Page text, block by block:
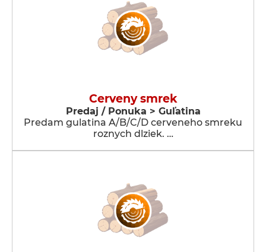
Cerveny smrek
Predaj / Ponuka > Guľatina
Predam gulatina A/B/C/D cerveneho smreku
roznych dlziek. …